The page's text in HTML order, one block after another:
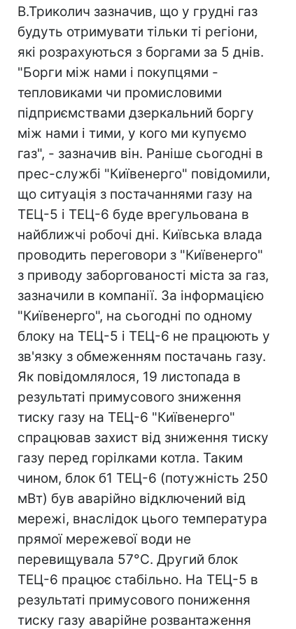
В.Триколич зазначив, що у грудні газ
будуть отримувати тільки ті регіони,
які розрахуються з боргами за 5 днів.
"Борги між нами і покупцями -
тепловиками чи промисловими
підприємствами дзеркальний боргу
між нами і тими, у кого ми купуємо
газ", - зазначив він. Раніше сьогодні в
прес-службі "Київенерго" повідомили,
що ситуація з постачаннями газу на
ТЕЦ-5 і ТЕЦ-6 буде врегульована в
найближчі робочі дні. Київська влада
проводить переговори з "Київенерго"
з приводу заборгованості міста за газ,
зазначили в компанії. За інформацією
"Київенерго", на сьогодні по одному
блоку на ТЕЦ-5 і ТЕЦ-6 не працюють у
зв'язку з обмеженням постачань газу.
Як повідомлялося, 19 листопада в
результаті примусового зниження
тиску газу на ТЕЦ-6 "Київенерго"
спрацював захист від зниження тиску
газу перед горілками котла. Таким
чином, блок б1 ТЕЦ-6 (потужність 250
мВт) був аварійно відключений від
мережі, внаслідок цього температура
прямої мережевої води не
перевищувала 57°С. Другий блок
ТЕЦ-6 працює стабільно. На ТЕЦ-5 в
результаті примусового пониження
тиску газу аварійне розвантаження